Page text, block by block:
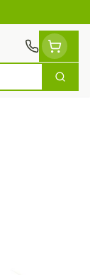
Zoek